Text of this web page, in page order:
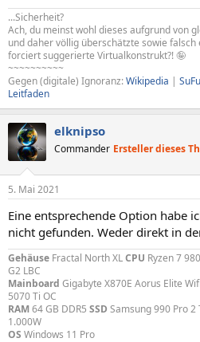
...Sicherheit?
Ach, du meinst wohl dieses aufgrund von
und daher völlig überschätzte sowie
forciert suggerierte Virtualkonstrukt?! 🤪
~~~~~~~~~~
Gegen (digitale) Ignoranz:Wikipedia |
Leitfaden
elknipso
Commander Ersteller dieses
5. Mai 2021
Eine entsprechende Option habe
nicht gefunden. Weder direkt in
Gehäuse Fractal North XLCPU Ryzen 7
G2 LBC
Mainboard Gigabyte X870E Aorus Elite
5070 Ti OC
RAM64 GB DDR5 SSD Samsung 990 Pro 2
1.000W
OS Windows 11 Pro